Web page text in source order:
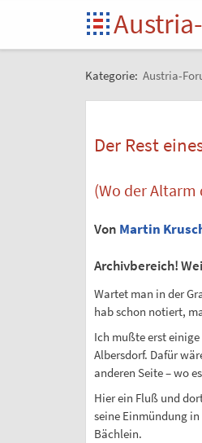
Kategorie: Austria-
Der Rest
(Wo der Altarm
Von Martin
Archivbereich!
Wartet man in der
hab schon notiert,
Ich mußte erst
Albersdorf. Dafür
anderen Seite – wo
Hier ein Fluß und
seine Einmündung
Bächlein.